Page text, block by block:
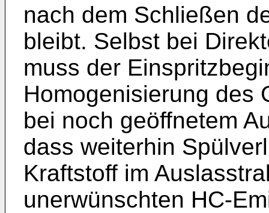
nach dem Schließen
bleibt. Selbst bei
muss der
Homogenisierung des
bei noch geöffnetem
dass weiterhin
Kraftstoff im
unerwünschten HC-